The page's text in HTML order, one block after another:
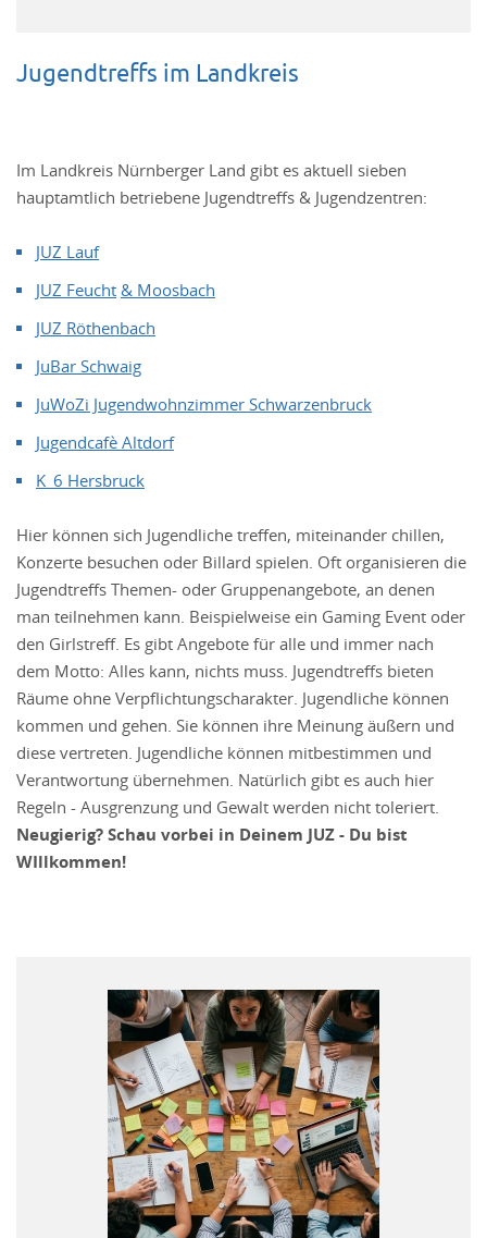
Jugendtreffs im Landkreis
Im Landkreis Nürnberger Land gibt es aktuell sieben
hauptamtlich betriebene Jugendtreffs & Jugendzentren:
JUZ Lauf
JUZ Feucht & Moosbach
JUZ Röthenbach
JuBar Schwaig
JuWoZi Jugendwohnzimmer Schwarzenbruck
Jugendcafè Altdorf
K_6 Hersbruck
Hier können sich Jugendliche treffen, miteinander chillen,
Konzerte besuchen oder Billard spielen. Oft organisieren die
Jugendtreffs Themen- oder Gruppenangebote, an denen
man teilnehmen kann. Beispielweise ein Gaming Event oder
den Girlstreff. Es gibt Angebote für alle und immer nach
dem Motto: Alles kann, nichts muss. Jugendtreffs bieten
Räume ohne Verpflichtungscharakter. Jugendliche können
kommen und gehen. Sie können ihre Meinung äußern und
diese vertreten. Jugendliche können mitbestimmen und
Verantwortung übernehmen. Natürlich gibt es auch hier
Regeln - Ausgrenzung und Gewalt werden nicht toleriert.
Neugierig? Schau vorbei in Deinem JUZ - Du bist
WIllkommen!